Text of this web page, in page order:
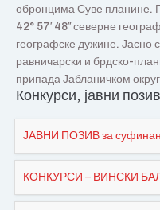
обронцима Суве планине.
42° 57′ 48″ северне
географске дужине. Јасно
равничарски и брдско-
припада Јабланичком
Конкурси, јавни
ЈАВНИ ПОЗИВ за
КОНКУРСИ – ВИНСКИ БАЛ